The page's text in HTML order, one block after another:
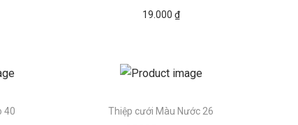
19.000 ₫
40 Thiệp cưới Màu Nước 26